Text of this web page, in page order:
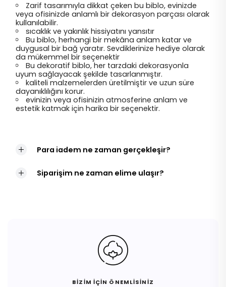
Zarif tasarımıyla dikkat çeken bu biblo, evinizde
veya ofisinizde anlamlı bir dekorasyon parçası olarak
kullanılabilir.
sıcaklık ve yakınlık hissiyatını yansıtır
Bu biblo, herhangi bir mekâna anlam katar ve
duygusal bir bağ yaratır. Sevdiklerinize hediye olarak
da mükemmel bir seçenektir
Bu dekoratif biblo, her tarzdaki dekorasyonla
uyum sağlayacak şekilde tasarlanmıştır.
kaliteli malzemelerden üretilmiştir ve uzun süre
dayanıklılığını korur.
evinizin veya ofisinizin atmosferine anlam ve
estetik katmak için harika bir seçenektir.
Para iadem ne zaman gerçekleşir?
Siparişim ne zaman elime ulaşır?
BİZİM İÇİN ÖNEMLİSİNİZ